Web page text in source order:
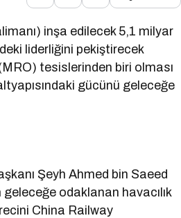
inşa edilecek 5,1 milyar
liderliğini pekiştirecek
tesislerinden biri olması
gücünü geleceğe
Şeyh Ahmed bin Saeed
odaklanan havacılık
China Railway